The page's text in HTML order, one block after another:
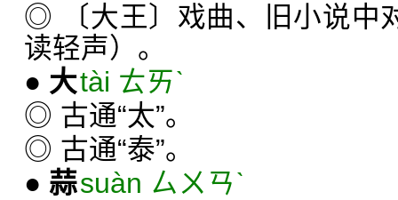
◎ 〔大王〕戏曲、旧小说中
读轻声）。
● 大tài ㄊㄞˋ
◎ 古通“太”。
◎ 古通“泰”。
● 蒜suàn ㄙㄨㄢˋ